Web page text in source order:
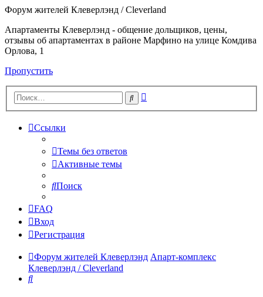
Форум жителей Клеверлэнд / Cleverland
Апартаменты Клеверлэнд - общение дольщиков, цены,
отзывы об апартаментах в районе Марфино на улице Комдива
Орлова, 1
Пропустить
Поиск
Ссылки
Темы без ответов
Активные темы
Поиск
FAQ
Вход
Регистрация
Форум жителей Клеверлэнд Апарт-комплекс
Клеверлэнд / Cleverland
Поиск